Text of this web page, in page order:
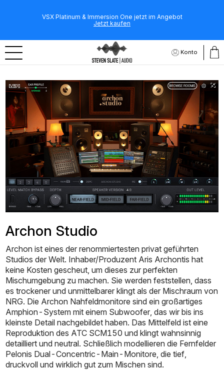
VSX Platinum & Immersion One jetzt im Angebot
Jetzt kaufen
Konto
Archon Studio
Archon ist eines der renommiertesten privat geführten
Studios der Welt. Inhaber/Produzent Aris Archontis hat
keine Kosten gescheut, um dieses zur perfekten
Mischumgebung zu machen. Sie werden feststellen, dass
es trockener und unmittelbarer klingt als der Mischraum von
NRG. Die Archon Nahfeldmonitore sind ein großartiges
Amphion-System mit einem Subwoofer, das wir bis ins
kleinste Detail nachgebildet haben. Das Mittelfeld ist eine
Reproduktion des ATC SCM150 und klingt wahnsinnig
detailliert und neutral. Schließlich modellieren die Fernfelder
Pelonis Dual-Concentric-Main-Monitore, die tief,
druckvoll und wirklich gut zum Mischen sind.